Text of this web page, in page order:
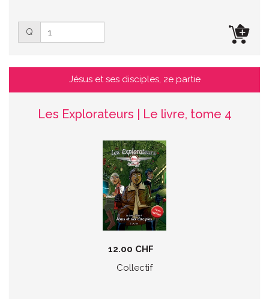
Q
Jésus et ses disciples, 2e partie
Les Explorateurs | Le livre, tome 4
12.00 CHF
Collectif